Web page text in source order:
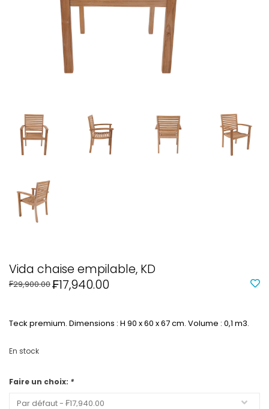
Vida chaise empilable, KD
₣29,900.00₣17,940.00
Teck premium. Dimensions : H 90 x 60 x 67 cm. Volume : 0,1 m3.
En stock
Faire un choix: *